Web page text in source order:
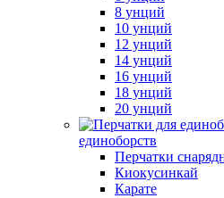
8 унций
10 унций
12 унций
14 унций
16 унций
18 унций
20 унций
единоборств
Перчатки
Киокусинкай
Карате